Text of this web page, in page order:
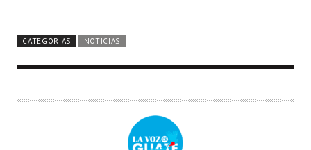
CATEGORÍAS NOTICIAS